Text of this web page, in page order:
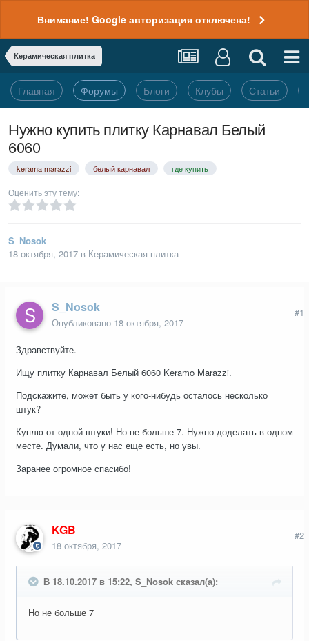
Внимание! Google авторизация отключена!
Керамическая плитка
Главная Форумы Блоги Клубы Статьи
Нужно купить плитку Карнавал Белый
6060
kerama marazzi белый карнавал где купить
Оценить эту тему:
S_Nosok
18 октября, 2017 в Керамическая плитка
S_Nosok
Опубликовано 18 октября, 2017
#1
Здравствуйте.
Ищу плитку Карнавал Белый 6060 Keramo Marazzi.
Подскажите, может быть у кого-нибудь осталось несколько
штук?
Куплю от одной штуки! Но не больше 7. Нужно доделать в одном
месте. Думали, что у нас еще есть, но увы.
Заранее огромное спасибо!
KGB
18 октября, 2017
#2
В 18.10.2017 в 15:22, S_Nosok сказал(а):
Но не больше 7